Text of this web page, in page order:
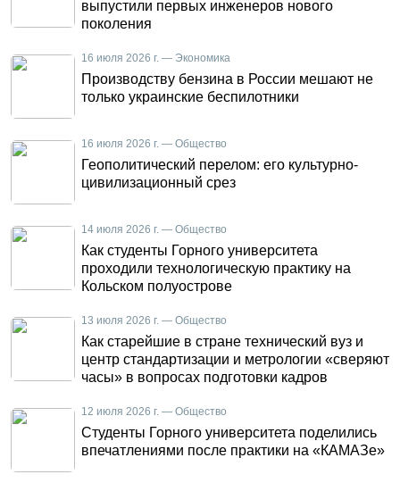
выпустили первых инженеров нового
поколения
16 июля 2026 г. — Экономика
Производству бензина в России мешают не
только украинские беспилотники
16 июля 2026 г. — Общество
Геополитический перелом: его культурно-
цивилизационный срез
14 июля 2026 г. — Общество
Как студенты Горного университета
проходили технологическую практику на
Кольском полуострове
13 июля 2026 г. — Общество
Как старейшие в стране технический вуз и
центр стандартизации и метрологии «сверяют
часы» в вопросах подготовки кадров
12 июля 2026 г. — Общество
Студенты Горного университета поделились
впечатлениями после практики на «КАМАЗе»